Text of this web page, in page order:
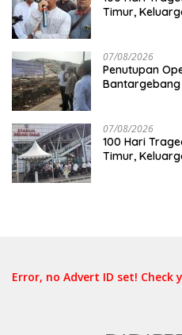
Timur,
07/08/2026
Penutupan
07/08/2026
100 Hari
Timur,
Error, no Advert ID set! Check